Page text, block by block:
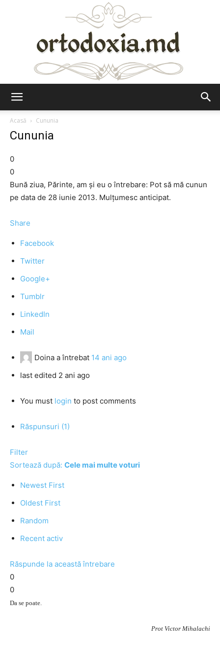
Acasă
Cununia
Cununia
0
0
Bună ziua, Părinte, am și eu o întrebare: Pot să mă cunun
pe data de 28 iunie 2013. Mulțumesc anticipat.
Share
Facebook
Twitter
Google+
Tumblr
LinkedIn
Mail
Doina a întrebat 14 ani ago
last edited 2 ani ago
You must login to post comments
Răspunsuri (1)
Filter
Sortează după: Cele mai multe voturi
Newest First
Oldest First
Random
Recent activ
Răspunde la această întrebare
0
0
Da se poate.
Prot Victor Mihalachi